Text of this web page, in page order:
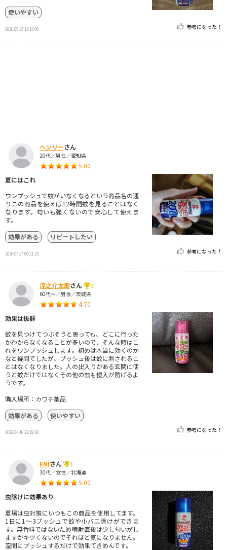
使いやすい
2026.05.25 12:15:00 参考になった！
ヘンリーさん
20代／男性／愛知県
5.00
夏にはこれ
ワンプッシュで蚊がいなくなるという商品名の通
りこの商品を使えば12時間蚊を見ることはなく
なります。匂いも強くないので安心して使えま
す。
効果がある
リピートしたい
2026.04.27 00:21:23 参考になった！
淳之介太郎さん
3
60代～／男性／茨城県
4.70
効果は抜群
蚊を見つけてつぶそうと思っても、どこに行った
かわからなくなることが多いので、そんな時はこ
れをワンプッシュします。初めは本当に効くのか
なと疑問でしたが、プッシュ後は蚊に刺されるこ
とはなくなりました。人の出入りがある玄関に使
うと蚊だけではなくその他の虫も侵入が防げるよ
うです。
購入場所：カワチ薬品
効果がある
使いやすい
2026.04.16 22:19:18 参考になった！
ENIさん
1
30代／女性／北海道
5.00
虫除けに効果あり
夏場は虫対策にいつもこの商品を使用してます。
1日に1〜3プッシュで蚊や小バエ除けができま
す。無香料ではないため噴射直後は少し匂いがし
ますがキツくないのでそれほど気になりません。
空間にプッシュするだけで効果てきめんです。